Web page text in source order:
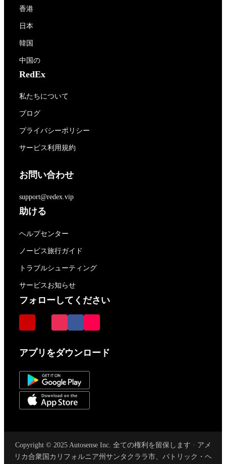
香港
日本
韓国
中国の
RedEx
私たちについて
ブログ
プライバシーポリシー
サービス利用規約
お問い合わせ
support@redex.vip
助ける
ヘルプセンター
ノービス旅行ガイド
トラブルシューティング
サービスお知らせ
フォローしてください
アプリをダウンロード
Copyright © 2025 Autosense Inc. 全ての権利を留保します · アメ
リカ合衆国カリフォルニア州サンタクララ市、パトリック・ヘ